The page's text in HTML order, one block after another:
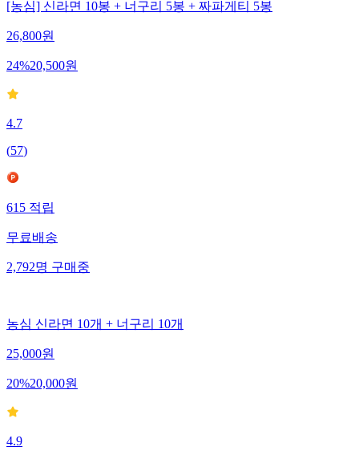
[농심] 신라면 10봉 + 너구리 5봉 + 짜파게티 5봉
26,800원
24%20,500원
4.7
(57)
615적립
무료배송
2,792명구매중
농심 신라면 10개 + 너구리 10개
25,000원
20%20,000원
4.9